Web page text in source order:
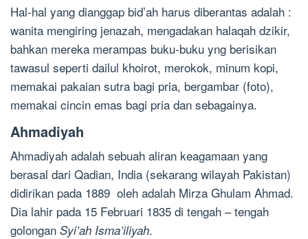
Hal-hal yang dianggap bid’ah harus diberantas adalah :
wanita mengiring jenazah, mengadakan halaqah dzikir,
bahkan mereka merampas buku-buku yng berisikan
tawasul seperti dailul khoirot, merokok, minum kopi,
memakai pakaian sutra bagi pria, bergambar (foto),
memakai cincin emas bagi pria dan sebagainya.
Ahmadiyah
Ahmadiyah adalah sebuah aliran keagamaan yang
berasal dari Qadian, India (sekarang wilayah Pakistan)
didirikan pada 1889 oleh adalah Mirza Ghulam Ahmad.
Dia lahir pada 15 Februari 1835 di tengah – tengah
golongan Syi’ah Isma’iliyah.